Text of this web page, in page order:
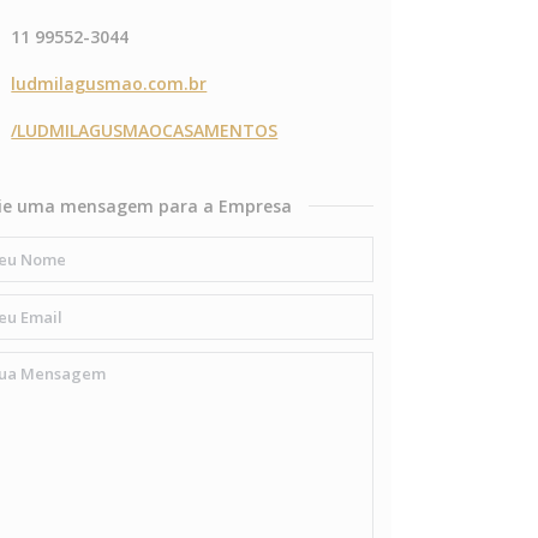
11 99552-3044
ludmilagusmao.com.br
/LUDMILAGUSMAOCASAMENTOS
uma mensagem para a Empresa